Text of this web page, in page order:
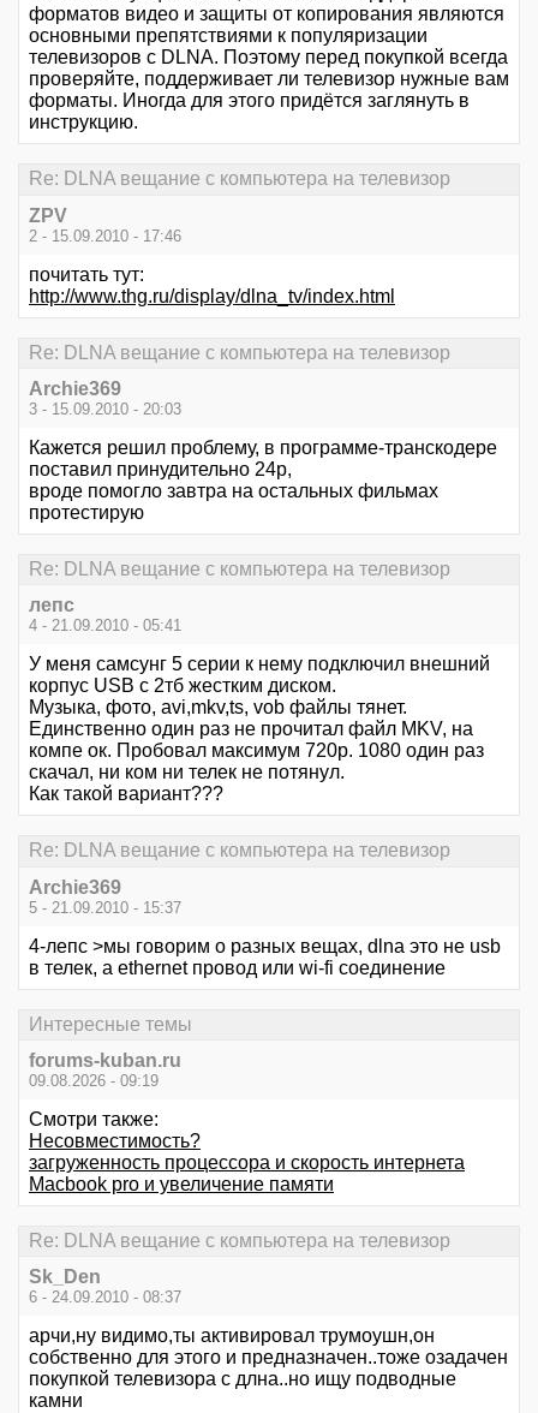
форматов видео и защиты от копирования являются
основными препятствиями к популяризации
телевизоров с DLNA. Поэтому перед покупкой всегда
проверяйте, поддерживает ли телевизор нужные вам
форматы. Иногда для этого придётся заглянуть в
инструкцию.
Re: DLNA вещание с компьютера на телевизор
ZPV
2 - 15.09.2010 - 17:46
почитать тут:
http://www.thg.ru/display/dlna_tv/index.html
Re: DLNA вещание с компьютера на телевизор
Archie369
3 - 15.09.2010 - 20:03
Кажется решил проблему, в программе-транскодере
поставил принудительно 24р,
вроде помогло завтра на остальных фильмах
протестирую
Re: DLNA вещание с компьютера на телевизор
лепс
4 - 21.09.2010 - 05:41
У меня самсунг 5 серии к нему подключил внешний
корпус USB с 2тб жестким диском.
Музыка, фото, avi,mkv,ts, vob файлы тянет.
Единственно один раз не прочитал файл MKV, на
компе ок. Пробовал максимум 720р. 1080 один раз
скачал, ни ком ни телек не потянул.
Как такой вариант???
Re: DLNA вещание с компьютера на телевизор
Archie369
5 - 21.09.2010 - 15:37
4-лепс >мы говорим о разных вещах, dlna это не usb
в телек, а ethernet провод или wi-fi соединение
Интересные темы
forums-kuban.ru
09.08.2026 - 09:19
Смотри также:
Несовместимость?
загруженность процессора и скорость интернета
Macbook pro и увеличение памяти
Re: DLNA вещание с компьютера на телевизор
Sk_Den
6 - 24.09.2010 - 08:37
арчи,ну видимо,ты активировал трумоушн,он
собственно для этого и предназначен..тоже озадачен
покупкой телевизора с длна..но ищу подводные
камни